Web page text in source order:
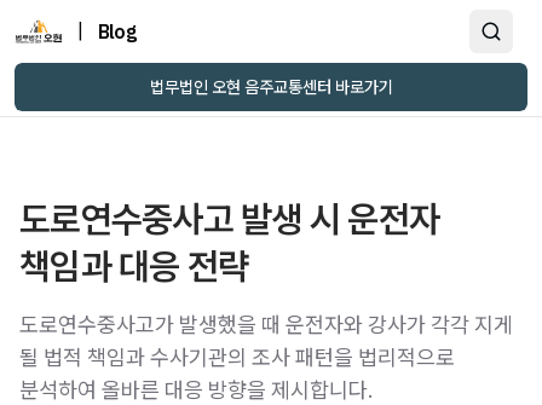
Blog
법무법인 오현 음주교통센터 바로가기
도로연수중사고 발생 시 운전자
책임과 대응 전략
도로연수중사고가 발생했을 때 운전자와 강사가 각각 지게
될 법적 책임과 수사기관의 조사 패턴을 법리적으로
분석하여 올바른 대응 방향을 제시합니다.